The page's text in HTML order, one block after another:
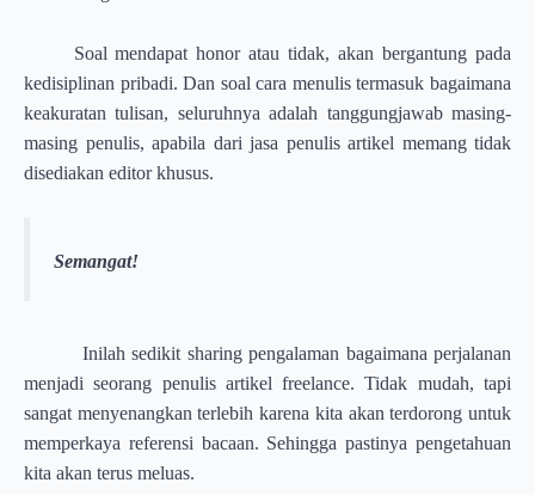
Soal mendapat honor atau tidak, akan bergantung pada
kedisiplinan pribadi. Dan soal cara menulis termasuk bagaimana
keakuratan tulisan, seluruhnya adalah tanggungjawab masing-
masing penulis, apabila dari jasa penulis artikel memang tidak
disediakan editor khusus.
Semangat!
Inilah sedikit sharing pengalaman bagaimana perjalanan
menjadi seorang penulis artikel freelance. Tidak mudah, tapi
sangat menyenangkan terlebih karena kita akan terdorong untuk
memperkaya referensi bacaan. Sehingga pastinya pengetahuan
kita akan terus meluas.